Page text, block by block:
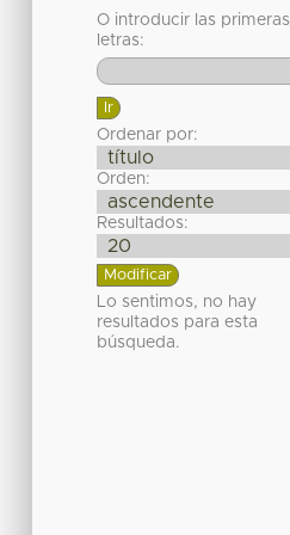
O introducir las primeras
letras:
Ordenar por:
Orden:
Resultados:
Lo sentimos, no hay
resultados para esta
búsqueda.